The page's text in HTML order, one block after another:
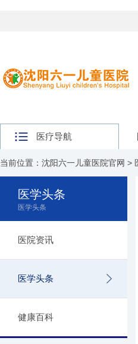
医疗导航
当前位置： 沈阳六一儿童医院官网 >
医学头条
医学头条
医院资讯
医学头条
健康百科